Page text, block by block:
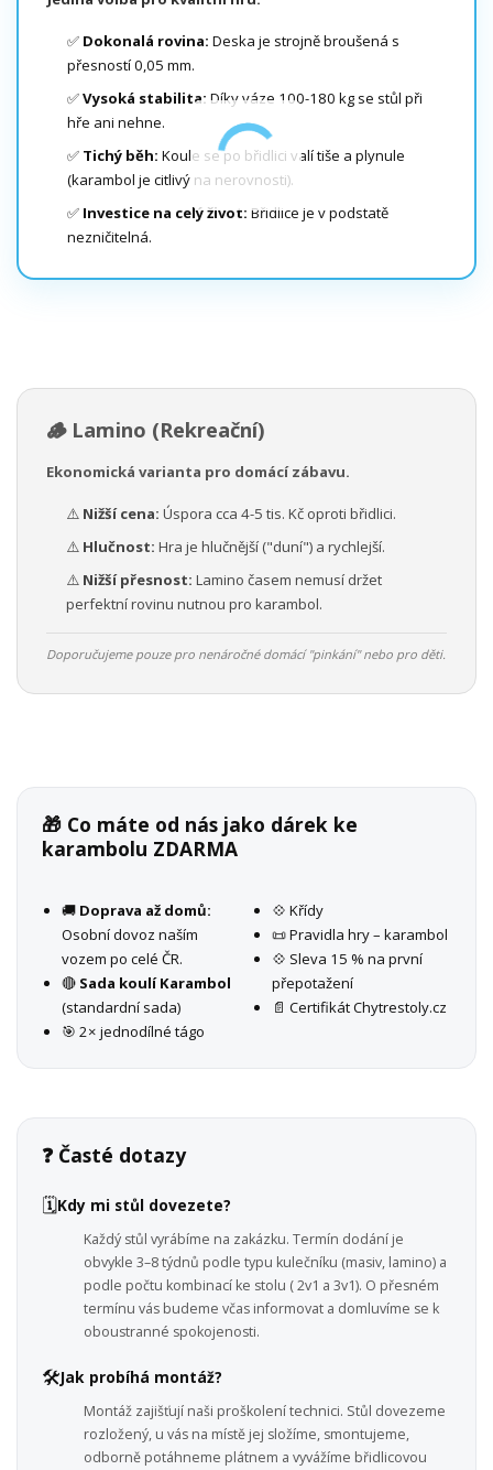
✅ Dokonalá rovina: Deska je strojně broušená s
přesností 0,05 mm.
✅Vysoká stabilita: Díky váze 100-180 kg se stůl při
hře ani nehne.
✅ Tichý běh: Koule se po břidlici valí tiše a plynule
(karambol je citlivý na nerovnosti).
✅ Investice na celý život: Břidlice je v podstatě
nezničitelná.
🪵 Lamino (Rekreační)
Ekonomická varianta pro domácí zábavu.
⚠️ Nižší cena: Úspora cca 4-5 tis. Kč oproti břidlici.
⚠️ Hlučnost: Hra je hlučnější ("duní") a rychlejší.
⚠️ Nižší přesnost: Lamino časem nemusí držet
perfektní rovinu nutnou pro karambol.
Doporučujeme pouze pro nenáročné domácí "pinkání" nebo pro děti.
🎁 Co máte od nás jako dárek ke
karambolu ZDARMA
🚚 Doprava až domů:
Osobní dovoz naším
vozem po celé ČR.
🔴 Sada koulí Karambol
(standardní sada)
🎯 2× jednodílné tágo
💠 Křídy
📜 Pravidla hry – karambol
💠 Sleva 15 % na první
přepotažení
📄 Certifikát Chytrestoly.cz
❓ Časté dotazy
🗓️Kdy mi stůl dovezete?
Každý stůl vyrábíme na zakázku. Termín dodání je
obvykle 3–8 týdnů podle typu kulečníku (masiv, lamino) a
podle počtu kombinací ke stolu ( 2v1 a 3v1). O přesném
termínu vás budeme včas informovat a domluvíme se k
oboustranné spokojenosti.
🛠️Jak probíhá montáž?
Montáž zajišťují naši proškolení technici. Stůl dovezeme
rozložený, u vás na místě jej složíme, smontujeme,
odborně potáhneme plátnem a vyvážíme břidlicovou